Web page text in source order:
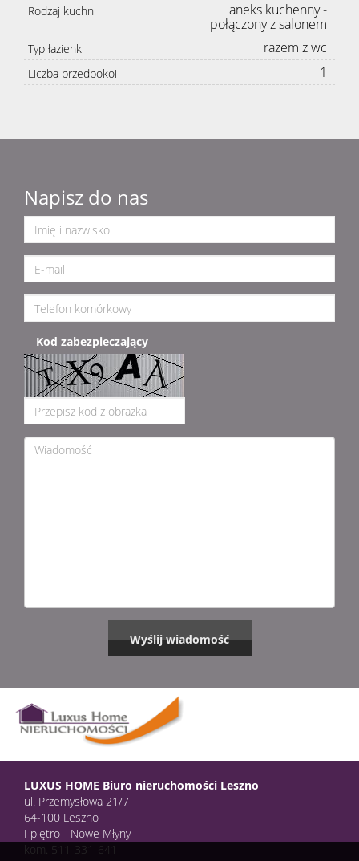
Rodzaj kuchni
aneks kuchenny -
połączony z salonem
Typ łazienki razem z wc
Liczba przedpokoi 1
Napisz do nas
Kod zabezpieczający
LUXUS HOME Biuro nieruchomości Leszno
ul. Przemysłowa 21/7
64-100 Leszno
I piętro - Nowe Młyny
kom. 511-331-641